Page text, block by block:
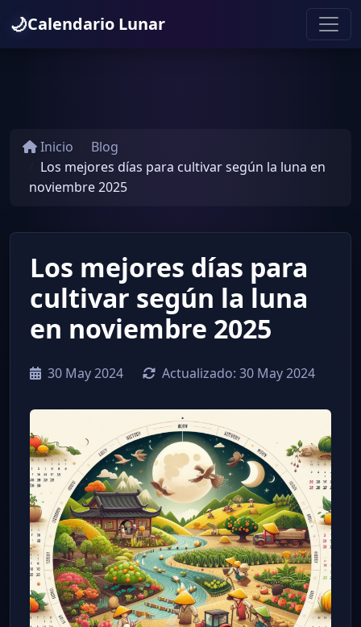
🌙Calendario Lunar
Inicio
Blog
Los mejores días para cultivar según la luna en
noviembre 2025
Los mejores días para
cultivar según la luna
en noviembre 2025
30 May 2024 Actualizado: 30 May 2024